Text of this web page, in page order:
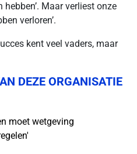
hebben’. Maar verliest onze
verloren’.
kent veel vaders, maar
DEZE ORGANISATIE
moet wetgeving